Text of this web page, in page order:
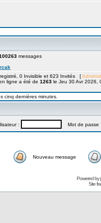
messages
0 Invisible et 623 Invités [
ligne a été de 1263 le Jeu 30 Avr 2026,
cinq dernières minutes.
: Mot de passe
Nouveau message
Powered by
Site